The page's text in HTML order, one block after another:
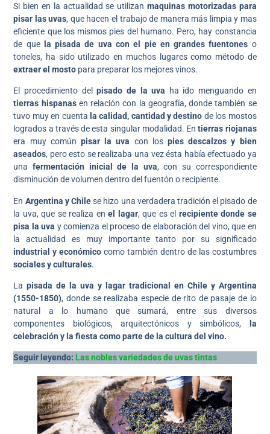
Si bien en la actualidad se utilizanmaquinas motorizadas para
pisar las uvas, que hacen el trabajo de manera más limpia y mas
eficiente que los mismos pies del humano. Pero, hay constancia
de quela pisada de uva con el pie en grandes fuentones o
toneles, ha sido utilizado en muchos lugares como método de
extraer el mosto para preparar los mejores vinos.
El procedimiento delpisado de la uva ha ido menguando en
tierras hispanasen relación con la geografía, donde también se
tuvo muy en cuenta la calidad, cantidad y destino de los mostos
logrados a través de esta singular modalidad. Entierras riojanas
era muy común pisar la uva con lospies descalzos y bien
aseados, pero esto se realizaba una vez ésta había efectuado ya
unafermentación inicial de la uva, con su correspondiente
disminución de volumen dentro del fuentón o recipiente.
En Argentina y Chilese hizo una verdadera tradición el pisado de
la uva, que se realiza enel lagar, que es el recipiente donde se
pisa la uva y comienza el proceso de elaboración del vino, que en
la actualidad es muy importante tanto por su significado
industrial y económico como también dentro de las costumbres
sociales y culturales.
La pisada de la uva y lagar tradicional en Chile y Argentina
(1550-1850), donde se realizaba especie de rito de pasaje de lo
natural a lo humano que sumará, entre sus diversos
componentes biológicos, arquitectónicos y simbólicos,
la
celebración y la fiesta como parte de la cultura del vino.
Seguir leyendo: Las nobles variedades de uvas tintas